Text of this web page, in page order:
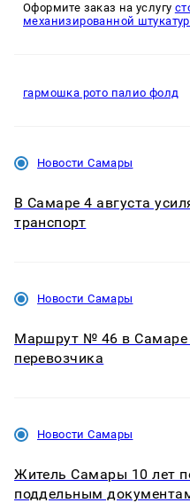
Оформите заказ на услугу
механизированной
гармошка рото палио фолд
Новости Самары
В Самаре 4 августа
транспорт
Новости Самары
Маршрут № 46 в Самаре
перевозчика
Новости Самары
Житель Самары 10 лет
поддельным